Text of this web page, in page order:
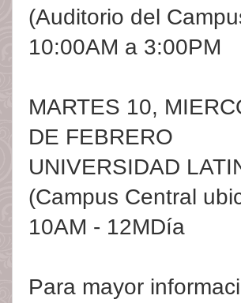
(Auditorio del
10:00AM a 3:00PM
MARTES 10,
DE FEBRERO
UNIVERSIDAD
(Campus Central
10AM - 12MDía
Para mayor